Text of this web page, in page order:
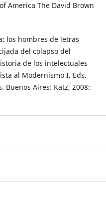
America The David Brown
los hombres de letras
del colapso del
de los intelectuales
al Modernismo I. Eds.
Buenos Aires: Katz, 2008: